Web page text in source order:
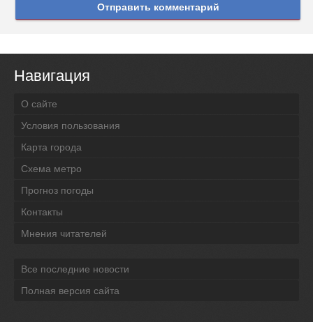
Отправить комментарий
Навигация
О сайте
Условия пользования
Карта города
Схема метро
Прогноз погоды
Контакты
Мнения читателей
Все последние новости
Полная версия сайта